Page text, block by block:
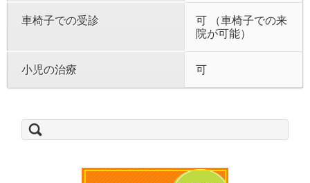
車椅子での受診
可 （車椅子での来
院が可能）
小児の治療 可
索: